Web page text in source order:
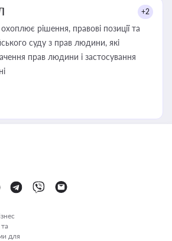
+2
рішення, правові позиції та
суду з прав людини, які
прав людини і застосування
для